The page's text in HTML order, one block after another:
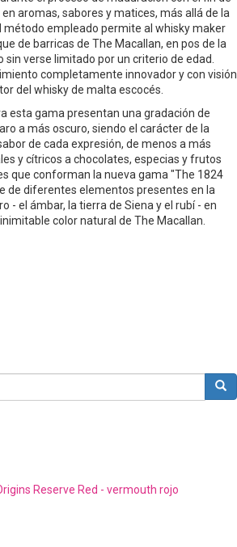
aromas, sabores y matices, más allá de la
método empleado permite al whisky maker
de barricas de The Macallan, en pos de la
sin verse limitado por un criterio de edad.
completamente innovador y con visión
del whisky de malta escocés.
esta gama presentan una gradación de
a más oscuro, siendo el carácter de la
de cada expresión, de menos a más
y cítricos a chocolates, especias y frutos
que conforman la nueva gama "The 1824
de diferentes elementos presentes en la
- el ámbar, la tierra de Siena y el rubí - en
color natural de The Macallan.
Reserve Red - vermouth rojo